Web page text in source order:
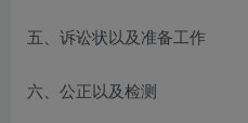
五、诉讼状以及准备工作
六、公正以及检测